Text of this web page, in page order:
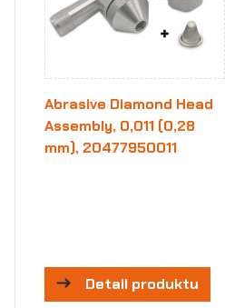
Abrasive Diamond Head
Assembly, 0,011 (0,28
mm), 20477950011
Detail produktu